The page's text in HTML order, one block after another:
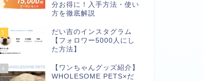
分お得に！入手方法・使い
方を徹底解説
3
だい吉のインスタグラム
【フォロワー5000人にし
た方法】
4
【ワンちゃんグッズ紹介】
WHOLESOME PETS×だ